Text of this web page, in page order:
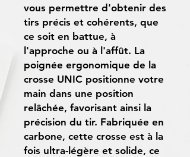
vous permettre d'obtenir des
tirs précis et cohérents, que
ce soit en battue, à
l'approche ou à l'affût. La
poignée ergonomique de la
crosse UNIC positionne votre
main dans une position
relâchée, favorisant ainsi la
précision du tir. Fabriquée en
carbone, cette crosse est à la
fois ultra-légère et solide, ce